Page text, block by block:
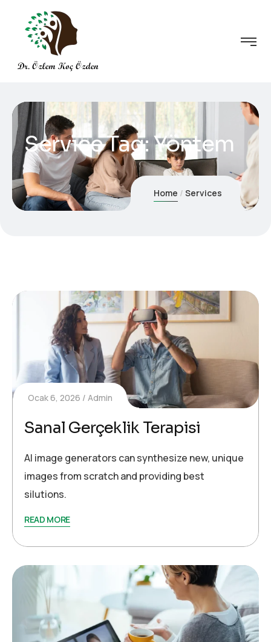
Service Tag:Yöntem
Home Services
Ocak 6, 2026 Admin
Sanal Gerçeklik Terapisi
AI image generators can synthesize new, unique
images from scratch and providing best
silutions.
READ MORE